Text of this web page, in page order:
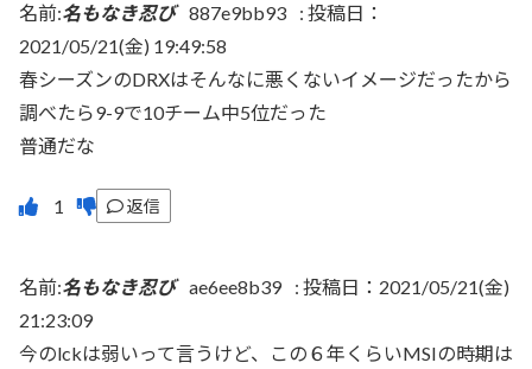
名前:名もなき忍び 887e9bb93 : 投稿日：
2021/05/21(金) 19:49:58
春シーズンのDRXはそんなに悪くないイメージだったから
調べたら9-9で10チーム中5位だった
普通だな
返信
名前:名もなき忍び ae6ee8b39 : 投稿日：2021/05/21(金)
21:23:09
今のlckは弱いって言うけど、この６年くらいMSIの時期は